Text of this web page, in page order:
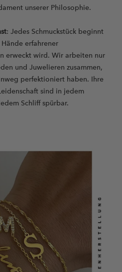
ist für uns kein bloßes
: Jedes Schmuckstück beginnt
erfahrener
erweckt wird. Wir arbeiten nur
und Juwelieren zusammen,
perfektioniert haben. Ihre
sind in jedem